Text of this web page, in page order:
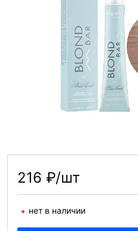
216 ₽/шт
нет в наличии